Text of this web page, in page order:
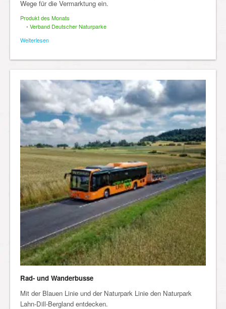
Wege für die Vermarktung ein.
Produkt des Monats
• Verband Deutscher Naturparke
Weiterlesen
Rad- und Wanderbusse
Mit der Blauen Linie und der Naturpark Linie den Naturpark
Lahn-Dill-Bergland entdecken.